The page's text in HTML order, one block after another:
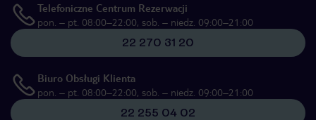
Telefoniczne Centrum Rezerwacji
pon. – pt. 08:00–22:00, sob. – niedz. 09:00–21:00
22 270 31 20
Biuro Obsługi Klienta
pon. – pt. 08:00–22:00, sob. – niedz. 09:00–21:00
22 255 04 02